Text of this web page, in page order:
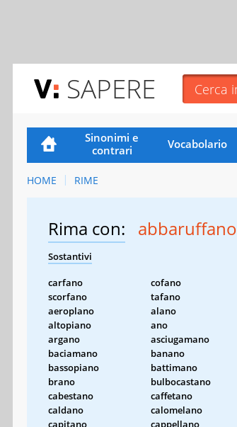
SAPERE
Sinonimi e
contrari
Vocabolario
HOME RIME
Rima con: abbaruffano
Sostantivi
carfano cofano
scorfano
tafano
aeroplano
alano
altopiano
ano
argano
asciugamano
baciamano
banano
bassopiano
battimano
brano
bulbocastano
cabestano
caffetano
caldano
calomelano
capitano
cappellano